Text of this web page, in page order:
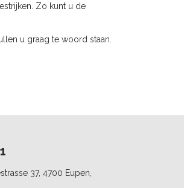
Zo kunt u de
u graag te woord staan.
37, 4700 Eupen,